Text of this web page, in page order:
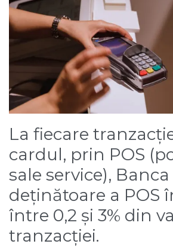
La fiecare
cardul, prin POS
sale service), Banca
deținătoare a POS
între 0,2 și 3% din
tranzacției.